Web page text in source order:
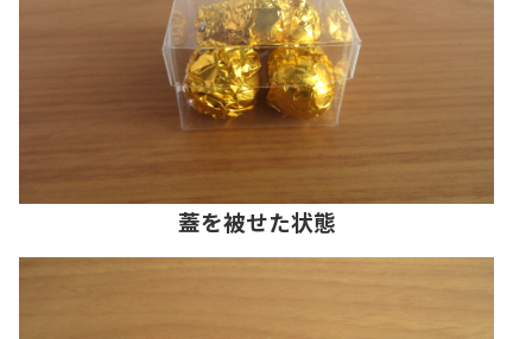
蓋を被せた状態